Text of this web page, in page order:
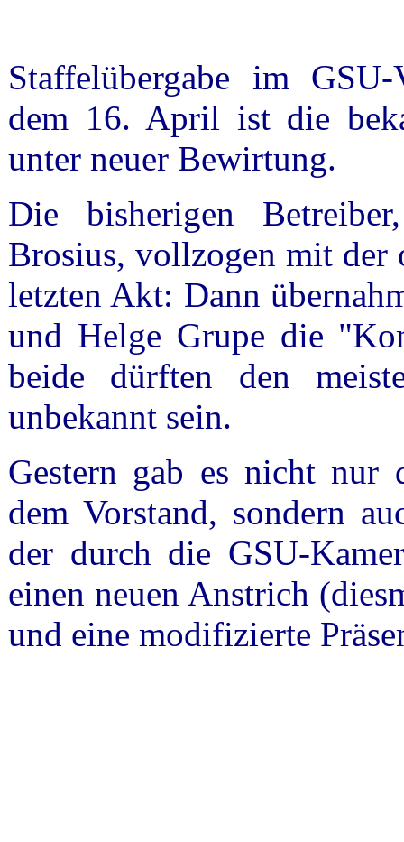
Staffelübergabe im
dem 16. April ist die
unter neuer Bewirtung.
Die bisherigen
Brosius, vollzogen mit der
letzten Akt: Dann
und Helge Grupe die
beide dürften den
unbekannt sein.
Gestern gab es nicht nur
dem Vorstand, sondern
der durch die GSU-
einen neuen Anstrich
und eine modifizierte